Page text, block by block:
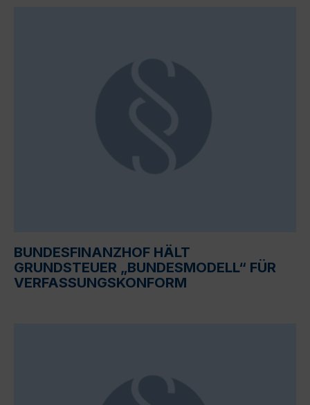
BUNDESFINANZHOF HÄLT
GRUNDSTEUER „BUNDESMODELL“ FÜR
VERFASSUNGSKONFORM